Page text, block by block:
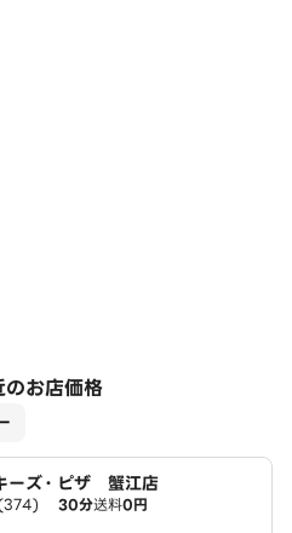
お店価格
ーズ・ピザ 蟹江店
30分送料0円